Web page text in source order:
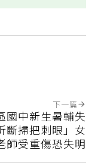
下一篇
國中新生暑輔失
斷掃把刺眼」女
師受重傷恐失明